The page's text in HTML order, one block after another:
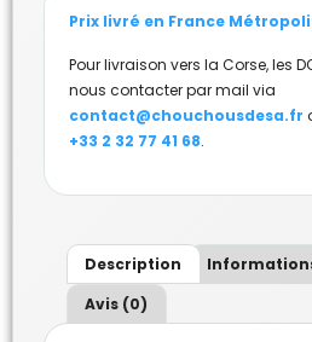
Prix livré en France
Pour livraison vers la Corse, les
nous contacter par mail via
contact@chouchousdesa.fr
+33 2 32 77 41 68.
Description
Avis (0)